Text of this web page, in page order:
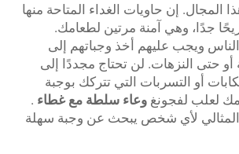
المجال. إن حاويات الغداء المتاحة منها
جدًا، وهي آمنة مرتين لطعامك.
ويجب عليهم أخذ وجباتهم إلى
أو حتى النزهات. لن تحتاج مجددًا إلى
أو التسربات التي تتركك بوجبة
لعلب لفجونغ وعاء سلطة مع غطاء .
المثالي لأي شخص يبحث عن وجبة سهلة